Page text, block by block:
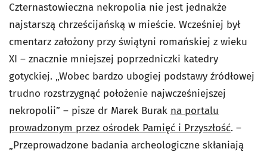
Czternastowieczna nekropolia nie jest jednakże
najstarszą chrześcijańską w mieście. Wcześniej był
cmentarz założony przy świątyni romańskiej z wieku
XI – znacznie mniejszej poprzedniczki katedry
gotyckiej. „Wobec bardzo ubogiej podstawy źródłowej
trudno rozstrzygnąć położenie najwcześniejszej
nekropolii” – pisze dr Marek Burak na portalu
prowadzonym przez ośrodek Pamięć i Przyszłość. –
„Przeprowadzone badania archeologiczne skłaniają